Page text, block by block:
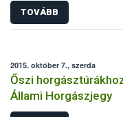
TOVÁBB
2015. október 7., szerda
Őszi
Állami Horgászjegy